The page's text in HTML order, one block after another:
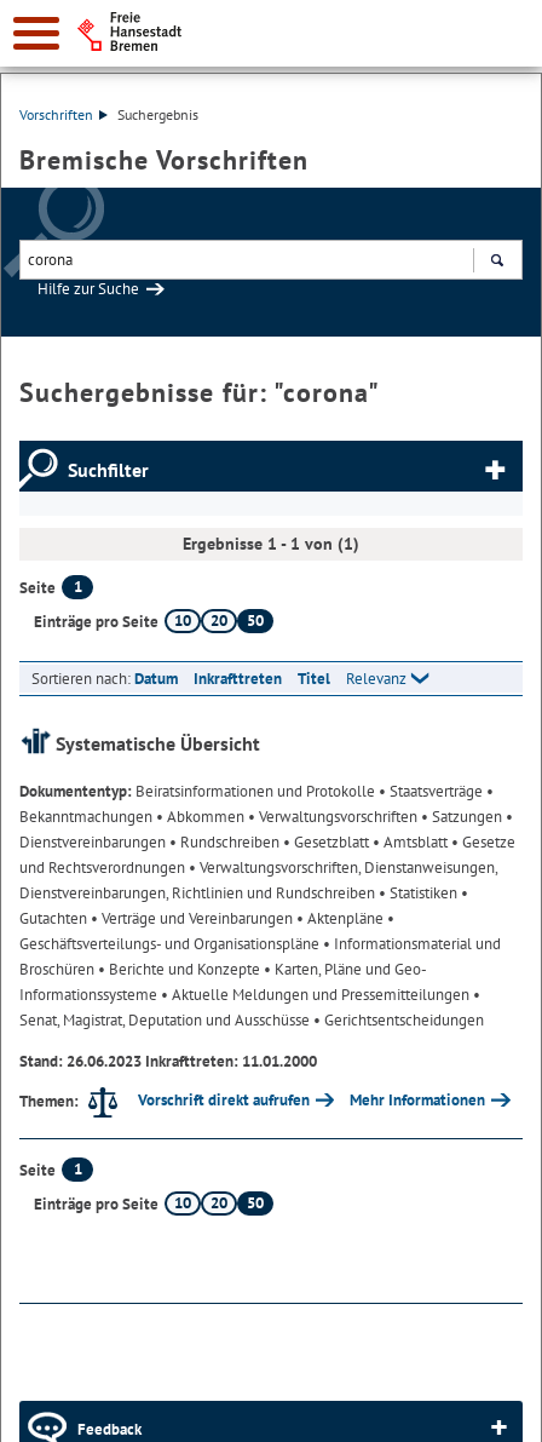
Vorschriften Suchergebnis
Bremische Vorschriften
Hilfe zur Suche
Suchergebnisse für: "corona"
Suchfilter
Ergebnisse 1 - 1 von (1)
Seite
1
Einträge pro Seite
10 20 50
Sortieren nach:Datum Inkrafttreten Titel Relevanz
Systematische Übersicht
Dokumententyp: Beiratsinformationen und Protokolle • Staatsverträge •
Bekanntmachungen • Abkommen • Verwaltungsvorschriften • Satzungen •
Dienstvereinbarungen • Rundschreiben • Gesetzblatt• Amtsblatt• Gesetze
und Rechtsverordnungen • Verwaltungsvorschriften, Dienstanweisungen,
Dienstvereinbarungen, Richtlinien und Rundschreiben • Statistiken •
Gutachten • Verträge und Vereinbarungen • Aktenpläne •
Geschäftsverteilungs- und Organisationspläne • Informationsmaterial und
Broschüren • Berichte und Konzepte • Karten, Pläne und Geo-
Informationssysteme • Aktuelle Meldungen und Pressemitteilungen •
Senat, Magistrat, Deputation und Ausschüsse • Gerichtsentscheidungen
Stand: 26.06.2023 Inkrafttreten: 11.01.2000
Themen:
Vorschrift direkt aufrufen Mehr Informationen
Seite
1
Einträge pro Seite
10 20 50
Feedback